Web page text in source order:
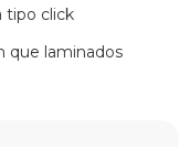
tipo click
que laminados